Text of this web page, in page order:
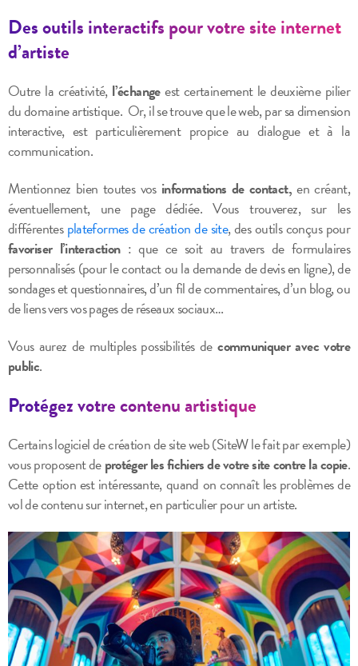
Des outils interactifs pour votre site internet
d’artiste
Outre la créativité, l’échangeest certainement le deuxième pilier
du domaine artistique. Or, il se trouve que le web, par sa dimension
interactive, est particulièrement propice au dialogue et à la
communication.
Mentionnez bien toutes vos informations de contact,en créant,
éventuellement, une page dédiée.Vous trouverez, sur les
différentesplateformes de création de site, des outils conçus pour
favoriser l’interaction: que ce soit au travers de formulaires
personnalisés (pour le contact ou la demande de devis en ligne), de
sondages et questionnaires, d’un fil de commentaires, d’un blog, ou
de liens vers vos pages de réseaux sociaux…
Vous aurez de multiples possibilités decommuniquer avec votre
public.
Protégez votre contenu artistique
Certains logiciel de création de site web (SiteW le fait par exemple)
vous proposent deprotéger les fichiers de votre site contre la copie.
Cette option est intéressante, quand on connaît les problèmes de
vol de contenu sur internet, en particulier pour un artiste.